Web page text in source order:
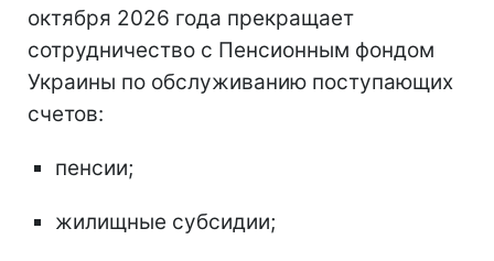
октября 2026 года прекращает
сотрудничество с Пенсионным фондом
Украины по обслуживанию поступающих
счетов:
пенсии;
жилищные субсидии;